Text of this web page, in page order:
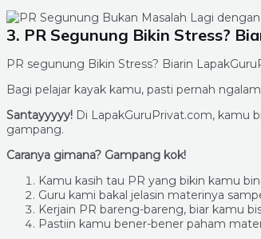
3. PR Segunung Bikin Stress?
PR segunung Bikin Stress? Biarin
Bagi pelajar kayak kamu, pasti pernah
Santayyyyy! Di LapakGuruPrivat.com, kamu
gampang.
Caranya gimana? Gampang kok!
Kamu kasih tau PR yang bikin kamu
Guru kami bakal jelasin materinya
Kerjain PR bareng-bareng, biar kamu
Pastiin kamu bener-bener paham